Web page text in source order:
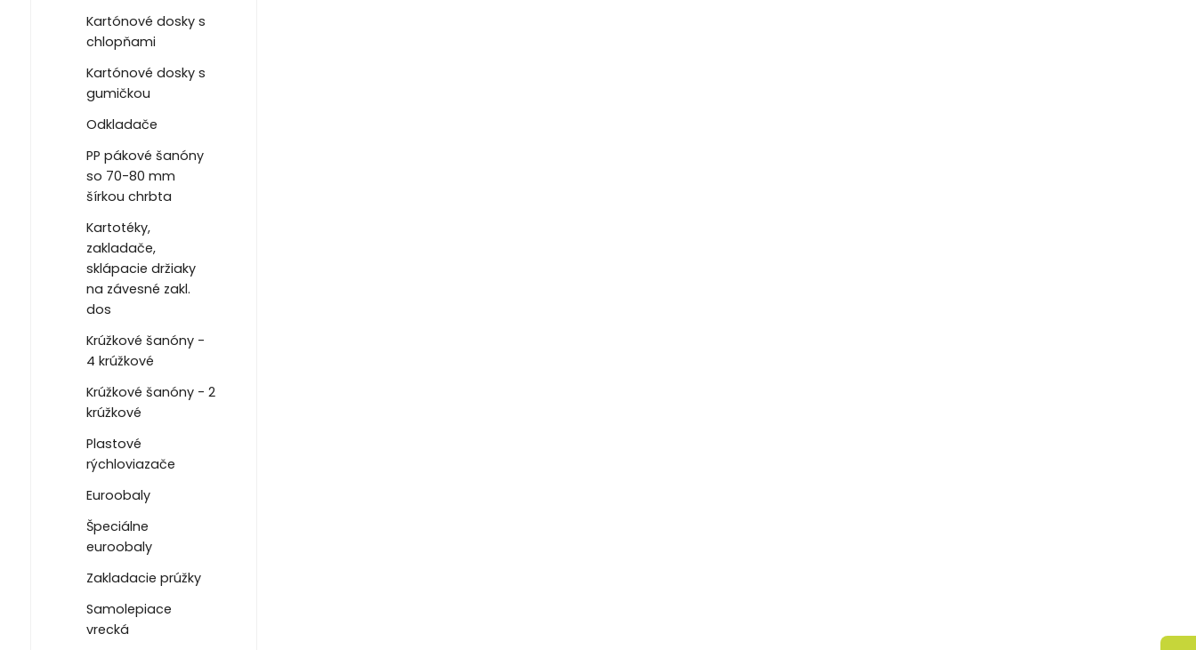
Kartónové dosky s
chlopňami
Kartónové dosky s
gumičkou
Odkladače
PP pákové šanóny
so 70-80 mm
šírkou chrbta
Kartotéky,
zakladače,
sklápacie držiaky
na závesné zakl.
dos
Krúžkové šanóny -
4 krúžkové
Krúžkové šanóny - 2
krúžkové
Plastové
rýchloviazače
Euroobaly
Špeciálne
euroobaly
Zakladacie prúžky
Samolepiace
vrecká